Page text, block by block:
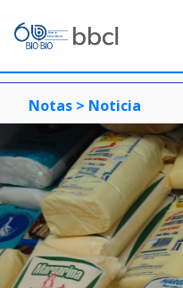
Notas > Noticia